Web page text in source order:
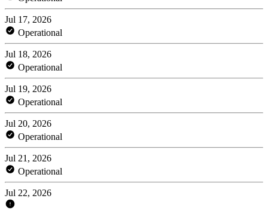
Jul 17, 2026
Operational
Jul 18, 2026
Operational
Jul 19, 2026
Operational
Jul 20, 2026
Operational
Jul 21, 2026
Operational
Jul 22, 2026